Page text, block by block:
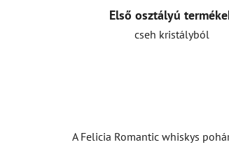
Első osztályú
cseh kristályból
A Felicia Romantic whiskys